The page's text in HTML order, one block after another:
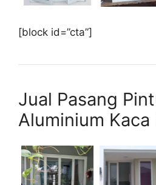
[block id=”cta”]
Jual Pasang
Aluminium Kaca